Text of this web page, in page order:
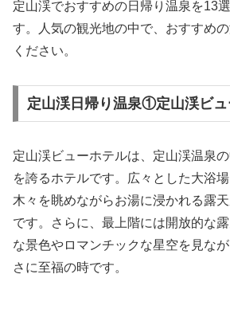
定山渓でおすすめの日帰り温泉を13
す。人気の観光地の中で、おすすめ
ください。
定山渓日帰り温泉①定山渓ビ
定山渓ビューホテルは、定山渓温泉
を誇るホテルです。広々とした大浴
木々を眺めながらお湯に浸かれる露
です。さらに、最上階には開放的な
な景色やロマンチックな星空を見な
さに至福の時です。